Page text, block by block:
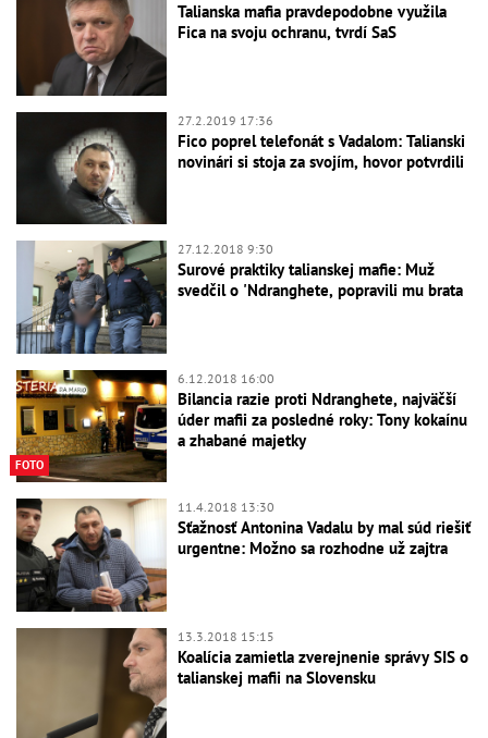
Talianska mafia pravdepodobne využila
Fica na svoju ochranu, tvrdí SaS
27.2.2019 17:36
Fico poprel telefonát s Vadalom: Talianski
novinári si stoja za svojím, hovor potvrdili
27.12.2018 9:30
Surové praktiky talianskej mafie: Muž
svedčil o 'Ndranghete, popravili mu brata
FOTO
6.12.2018 16:00
Bilancia razie proti Ndranghete, najväčší
úder mafii za posledné roky: Tony kokaínu
a zhabané majetky
11.4.2018 13:30
Sťažnosť Antonina Vadalu by mal súd riešiť
urgentne: Možno sa rozhodne už zajtra
13.3.2018 15:15
Koalícia zamietla zverejnenie správy SIS o
talianskej mafii na Slovensku